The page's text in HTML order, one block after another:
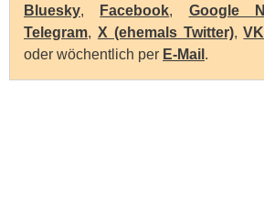
Bluesky, Facebook, Google
Telegram, X (ehemals Twitter),VK
oder wöchentlich per E-Mail .